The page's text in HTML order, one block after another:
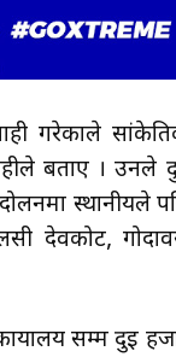
गरेकाले
बताए । उनले
स्थानीयले
देवकोट,
सम्म दुई